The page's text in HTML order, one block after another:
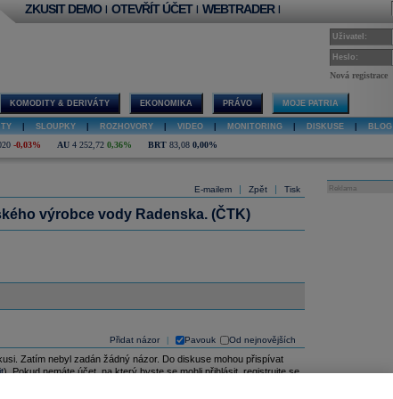
ZKUSIT DEMO | OTEVŘÍT ÚČET | WEBTRADER |
Uživatel:
Heslo:
Nová registrace
KOMODITY & DERIVÁTY EKONOMIKA PRÁVO MOJE PATRIA
SLOUPKY ROZHOVORY VIDEO MONITORING DISKUSE BLOG
-0,03% AU 4 252,72 0,36% BRT 83,08 0,00%
E-mailem | Zpět | Tisk
výrobce vody Radenska. (ČTK)
Přidat názor Pavouk Od nejnovějších
Zatím nebyl zadán žádný názor. Do diskuse mohou přispívat
). Pokud nemáte účet, na který byste se mohli přihlásit, registrujte se
Reklama